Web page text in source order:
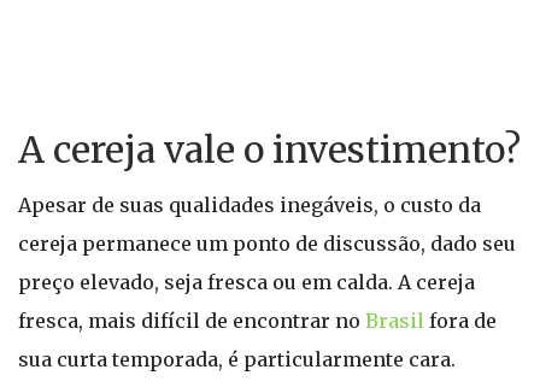
A cereja vale o investimento?
Apesar de suas qualidades inegáveis, o custo da
cereja permanece um ponto de discussão, dado seu
preço elevado, seja fresca ou em calda. A cereja
fresca, mais difícil de encontrar no Brasil fora de
sua curta temporada, é particularmente cara.